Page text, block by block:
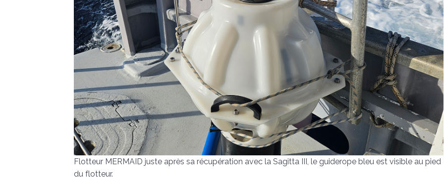
Flotteur MERMAID juste après sa récupération avec la Sagitta III, le guiderope bleu est visible au pied
du flotteur.